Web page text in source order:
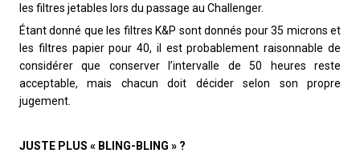
les filtres jetables lors du passage au Challenger.
Étant donné que les filtres K&P sont donnés pour 35 microns et
les filtres papier pour 40, il est probablement raisonnable de
considérer que conserver l’intervalle de 50 heures reste
acceptable, mais chacun doit décider selon son propre
jugement.
JUSTE PLUS « BLING-BLING » ?